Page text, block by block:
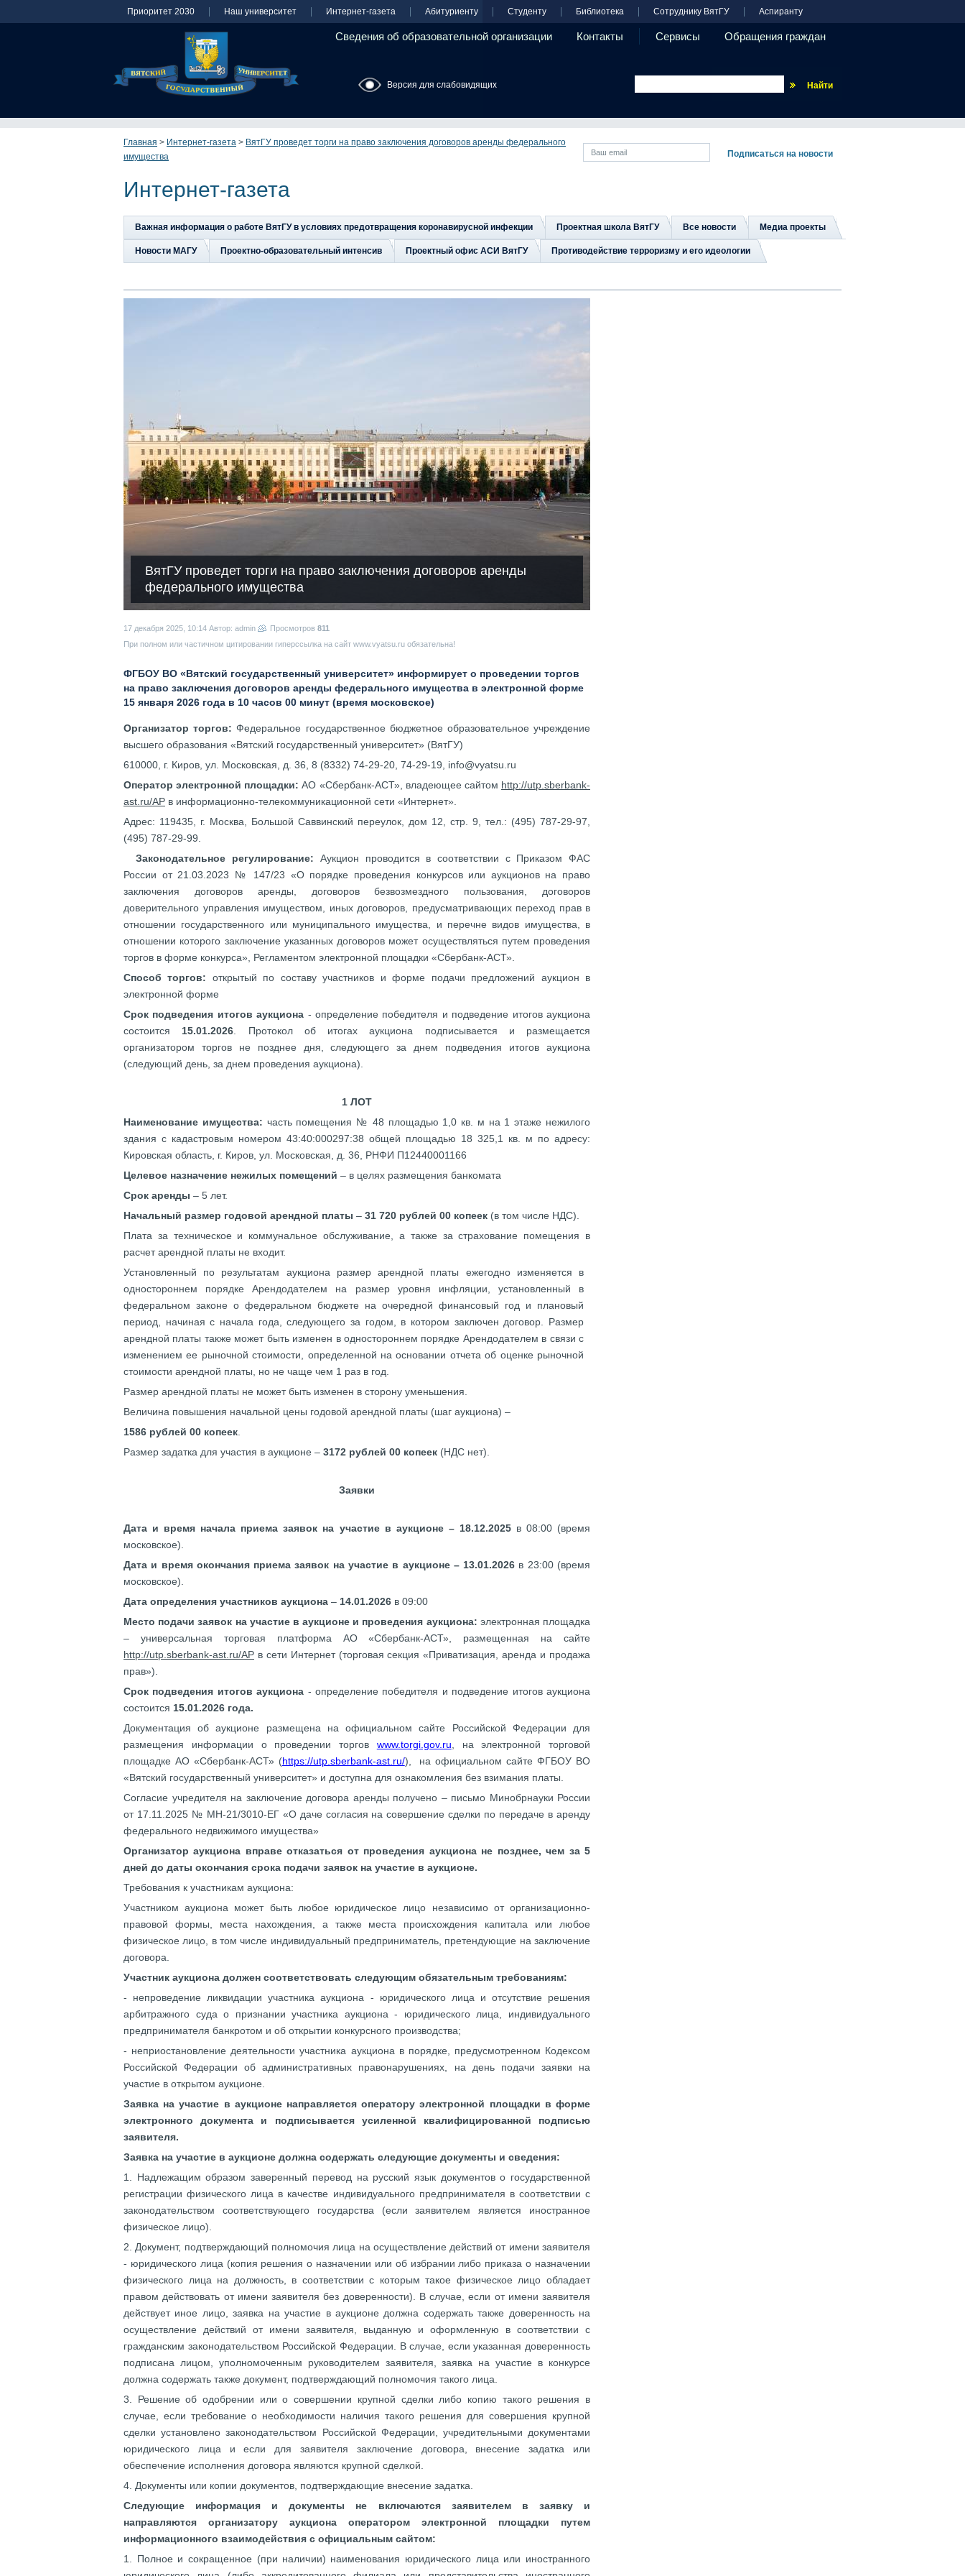
Приоритет 2030 Наш университет Интернет-газета Абитуриенту Студенту Библиотека Сотруднику ВятГУ Аспиранту
Сведения об образовательной организации Контакты Сервисы Обращения граждан
Версия для слабовидящих
Главная > Интернет-газета > ВятГУ проведет торги на право заключения договоров аренды федерального
имущества
Интернет-газета
Важная информация о работе ВятГУ в условиях предотвращения коронавирусной инфекции Проектная школа ВятГУ Все новости Медиа проекты
Новости МАГУ Проектно-образовательный интенсив Проектный офис АСИ ВятГУ Противодействие терроризму и его идеологии
ВятГУ проведет торги на право заключения договоров аренды
федерального имущества
17 декабря 2025, 10:14 Автор: admin Просмотров 811
При полном или частичном цитировании гиперссылка на сайт www.vyatsu.ru обязательна!
ФГБОУ ВО «Вятский государственный университет» информирует о проведении торгов
на право заключения договоров аренды федерального имущества в электронной форме
15 января 2026 года в 10 часов 00 минут (время московское)
Организатор торгов: Федеральное государственное бюджетное образовательное учреждение
высшего образования «Вятский государственный университет» (ВятГУ)
610000, г. Киров, ул. Московская, д. 36, 8 (8332) 74-29-20, 74-29-19, info@vyatsu.ru
Оператор электронной площадки:АО «Сбербанк-АСТ», владеющее сайтом http://utp.sberbank-
ast.ru/AP в информационно-телекоммуникационной сети «Интернет».
Адрес: 119435, г. Москва, Большой Саввинский переулок, дом 12, стр. 9, тел.: (495) 787-29-97,
(495) 787-29-99.
Законодательное регулирование: Аукцион проводится в соответствии с Приказом ФАС
России от 21.03.2023 № 147/23 «О порядке проведения конкурсов или аукционов на право
заключения договоров аренды, договоров безвозмездного пользования, договоров
доверительного управления имуществом, иных договоров, предусматривающих переход прав в
отношении государственного или муниципального имущества, и перечне видов имущества, в
отношении которого заключение указанных договоров может осуществляться путем проведения
торгов в форме конкурса», Регламентом электронной площадки «Сбербанк-АСТ».
Способ торгов: открытый по составу участников и форме подачи предложений аукцион в
электронной форме
Срок подведения итогов аукциона - определение победителя и подведение итогов аукциона
состоится 15.01.2026 . Протокол об итогах аукциона подписывается и размещается
организатором торгов не позднее дня, следующего за днем подведения итогов аукциона
(следующий день, за днем проведения аукциона).
1 ЛОТ
Наименование имущества: часть помещения № 48 площадью 1,0 кв. м на 1 этаже нежилого
здания с кадастровым номером 43:40:000297:38 общей площадью 18 325,1 кв. м по адресу:
Кировская область, г. Киров, ул. Московская, д. 36, РНФИ П12440001166
Целевое назначение нежилых помещений – в целях размещения банкомата
Срок аренды – 5 лет.
Начальный размер годовой арендной платы – 31 720 рублей 00 копеек (в том числе НДС).
Плата за техническое и коммунальное обслуживание, а также за страхование помещения в
расчет арендной платы не входит.
Установленный по результатам аукциона размер арендной платы ежегодно изменяется в
одностороннем порядке Арендодателем на размер уровня инфляции, установленный в
федеральном законе о федеральном бюджете на очередной финансовый год и плановый
период, начиная с начала года, следующего за годом, в котором заключен договор. Размер
арендной платы также может быть изменен в одностороннем порядке Арендодателем в связи с
изменением ее рыночной стоимости, определенной на основании отчета об оценке рыночной
стоимости арендной платы, но не чаще чем 1 раз в год.
Размер арендной платы не может быть изменен в сторону уменьшения.
Величина повышения начальной цены годовой арендной платы (шаг аукциона) –
1586 рублей 00 копеек
Размер задатка для участия в аукционе – 3172 рублей 00 копеек (НДС нет).
Заявки
Дата и время начала приема заявок на участие в аукционе – 18.12.2025 в 08:00 (время
московское).
Дата и время окончания приема заявок на участие в аукционе – 13.01.2026 в 23:00 (время
московское).
Дата определения участников аукциона – 14.01.2026 в 09:00
Место подачи заявок на участие в аукционе и проведения аукциона: электронная площадка
– универсальная торговая платформа АО «Сбербанк-АСТ», размещенная на сайте
http://utp.sberbank-ast.ru/AP в сети Интернет (торговая секция «Приватизация, аренда и продажа
прав»).
Срок подведения итогов аукциона - определение победителя и подведение итогов аукциона
состоится 15.01.2026 года.
Документация об аукционе размещена на официальном сайте Российской Федерации для
размещения информации о проведении торгов www.torgi.gov.ru , на электронной торговой
площадке АО «Сбербанк-АСТ» (https://utp.sberbank-ast.ru/), на официальном сайте ФГБОУ ВО
«Вятский государственный университет» и доступна для ознакомления без взимания платы.
Согласие учредителя на заключение договора аренды получено – письмо Минобрнауки России
от 17.11.2025 № МН-21/3010-ЕГ «О даче согласия на совершение сделки по передаче в аренду
федерального недвижимого имущества»
Организатор аукциона вправе отказаться от проведения аукциона не позднее, чем за 5
дней до даты окончания срока подачи заявок на участие в аукционе.
Требования к участникам аукциона:
Участником аукциона может быть любое юридическое лицо независимо от организационно-
правовой формы, места нахождения, а также места происхождения капитала или любое
физическое лицо, в том числе индивидуальный предприниматель, претендующие на заключение
договора.
Участник аукциона должен соответствовать следующим обязательным требованиям:
- непроведение ликвидации участника аукциона - юридического лица и отсутствие решения
арбитражного суда о признании участника аукциона - юридического лица, индивидуального
предпринимателя банкротом и об открытии конкурсного производства;
- неприостановление деятельности участника аукциона в порядке, предусмотренном Кодексом
Российской Федерации об административных правонарушениях, на день подачи заявки на
участие в открытом аукционе.
Заявка на участие в аукционе направляется оператору электронной площадки в форме
электронного документа и подписывается усиленной квалифицированной подписью
заявителя.
Заявка на участие в аукционе должна содержать следующие документы и сведения:
1. Надлежащим образом заверенный перевод на русский язык документов о государственной
регистрации физического лица в качестве индивидуального предпринимателя в соответствии с
законодательством соответствующего государства (если заявителем является иностранное
физическое лицо).
2. Документ, подтверждающий полномочия лица на осуществление действий от имени заявителя
- юридического лица (копия решения о назначении или об избрании либо приказа о назначении
физического лица на должность, в соответствии с которым такое физическое лицо обладает
правом действовать от имени заявителя без доверенности). В случае, если от имени заявителя
действует иное лицо, заявка на участие в аукционе должна содержать также доверенность на
осуществление действий от имени заявителя, выданную и оформленную в соответствии с
гражданским законодательством Российской Федерации. В случае, если указанная доверенность
подписана лицом, уполномоченным руководителем заявителя, заявка на участие в конкурсе
должна содержать также документ, подтверждающий полномочия такого лица.
3. Решение об одобрении или о совершении крупной сделки либо копию такого решения в
случае, если требование о необходимости наличия такого решения для совершения крупной
сделки установлено законодательством Российской Федерации, учредительными документами
юридического лица и если для заявителя заключение договора, внесение задатка или
обеспечение исполнения договора являются крупной сделкой.
4. Документы или копии документов, подтверждающие внесение задатка.
Следующие информация и документы не включаются заявителем в заявку и
направляются организатору аукциона оператором электронной площадки путем
информационного взаимодействия с официальным сайтом:
1. Полное и сокращенное (при наличии) наименования юридического лица или иностранного